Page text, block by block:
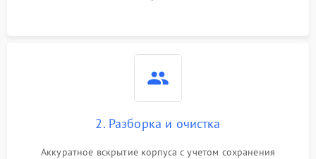
2. Разборка и очистка
Аккуратное вскрытие корпуса с учетом сохранения